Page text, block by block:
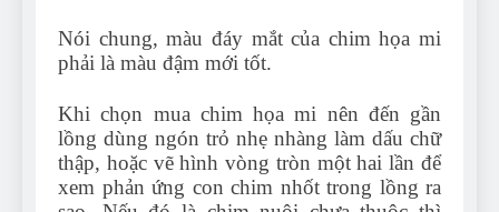
Nói chung, màu đáy mắt của chim họa mi
phải là màu đậm mới tốt.
Khi chọn mua chim họa mi nên đến gần
lồng dùng ngón trỏ nhẹ nhàng làm dấu chữ
thập, hoặc vẽ hình vòng tròn một hai lần để
xem phản ứng con chim nhốt trong lồng ra